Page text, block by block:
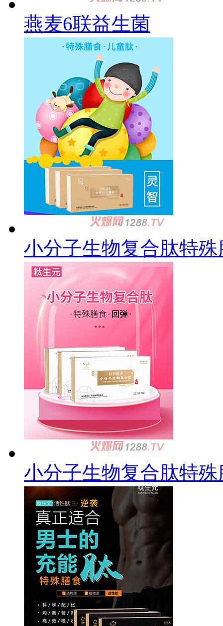
燕麦6联益生菌
小分子生物复合肽特
小分子生物复合肽特